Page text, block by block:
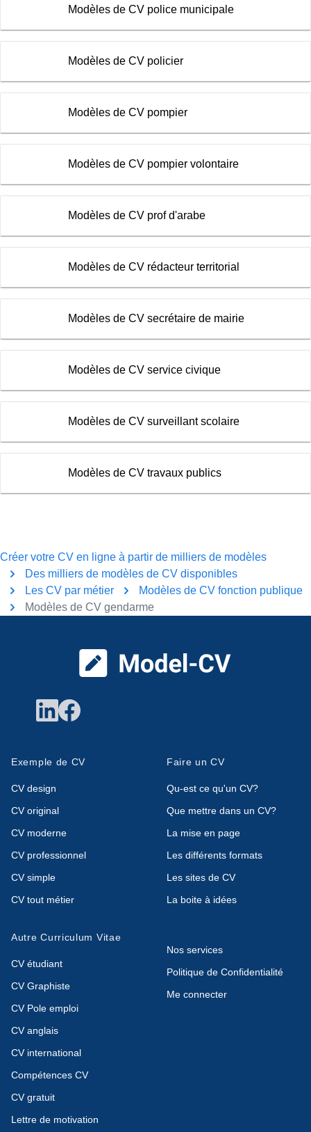
Modèles de CV police municipale
Modèles de CV policier
Modèles de CV pompier
Modèles de CV pompier volontaire
Modèles de CV prof d'arabe
Modèles de CV rédacteur territorial
Modèles de CV secrétaire de mairie
Modèles de CV service civique
Modèles de CV surveillant scolaire
Modèles de CV travaux publics
Créer votre CV en ligne à partir de milliers de modèles
Des milliers de modèles de CV disponibles
Les CV par métier
Modèles de CV fonction publique
Modèles de CV gendarme
Exemple de CV
CV design
CV original
CV moderne
CV professionnel
CV simple
CV tout métier
Faire un CV
Qu-est ce qu'un CV?
Que mettre dans un CV?
La mise en page
Les différents formats
Les sites de CV
La boite à idées
Autre Curriculum Vitae
CV étudiant
CV Graphiste
CV Pole emploi
CV anglais
CV international
Compétences CV
CV gratuit
Lettre de motivation
Nos services
Politique de Confidentialité
Me connecter